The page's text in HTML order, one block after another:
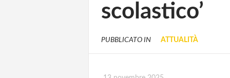
scolastico’
PUBBLICATO IN ATTUALITÀ